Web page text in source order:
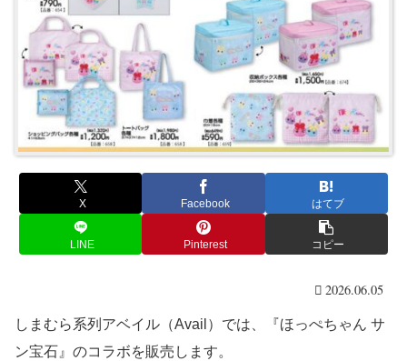
X Facebook はてブ
LINE Pinterest コピー
2026.06.05
しまむら系列アベイル（Avail）では、『ほっぺちゃん サ
ン宝石』のコラボを販売します。